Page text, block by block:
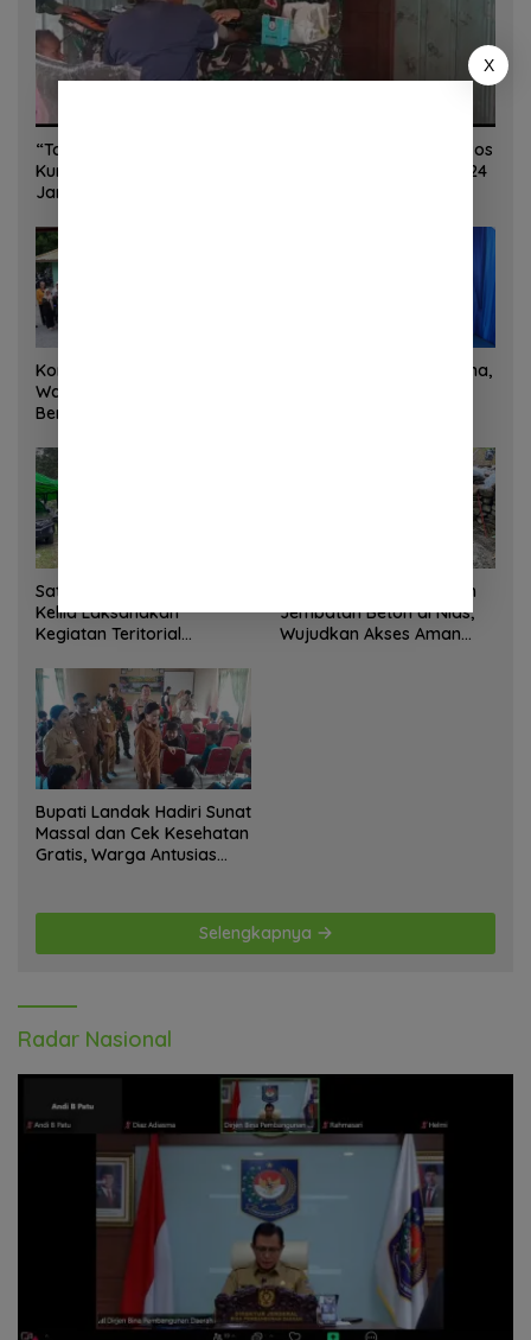
“Torang Sehat Kampung Kuat” Satgas Yonif 645/GTY Pos
Kurima Melaksanakan Pelayanan kesehatan Gratis 1 x 24
Jam
Korem 132/Tadulako dan
Warga Gotong Royong
Bersihkan Gedung Juang
Sinergi Kementrans-Aruna,
Satgas Yonif 645 GTY Pos
Kelila Laksanakan
Kegiatan Teritorial
Tokoh Adat dan Lurah
Satgas Bakti TNI Bangun
Jembatan Beton di Nias,
Wujudkan Akses Aman
Bupati Landak Hadiri Sunat
Massal dan Cek Kesehatan
Gratis, Warga Antusias
Selengkapnya
Radar Nasional
X